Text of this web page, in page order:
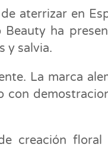
aterrizar en
ha
y salvia.
La marca
con
creación floral